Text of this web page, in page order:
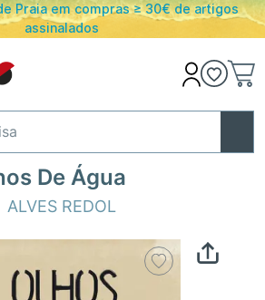
Praia em compras ≥ 30€ de artigos
assinalados
De Água
ALVES REDOL